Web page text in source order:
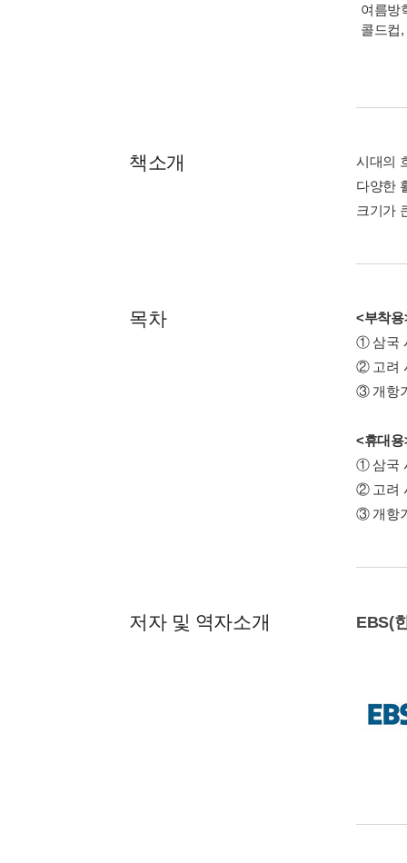
여름방
콜드컵
책소개
시대의
다양한
크기가
목차
<부착
① 삼국
② 고려
③ 개항
<휴대용
① 삼국
② 고려
③ 개항
저자 및 역자소개 EBS(